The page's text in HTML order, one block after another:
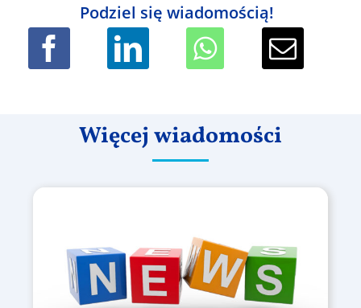
Podziel się wiadomością!
Więcej wiadomości